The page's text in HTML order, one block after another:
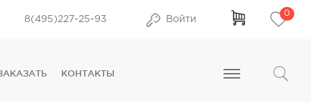
8(495)227-25-93 Войти
0
КОНТАКТЫ